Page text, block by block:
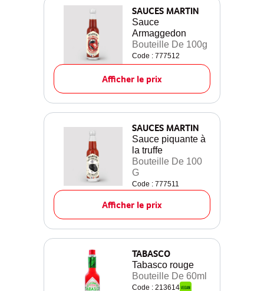
SAUCES MARTIN
Sauce
Armaggedon
Bouteille De 100g
Code : 777512
Afficher le prix
SAUCES MARTIN
Sauce piquante à
la truffe
Bouteille De 100
G
Code : 777511
Afficher le prix
TABASCO
Tabasco rouge
Bouteille De 60ml
Code : 213614